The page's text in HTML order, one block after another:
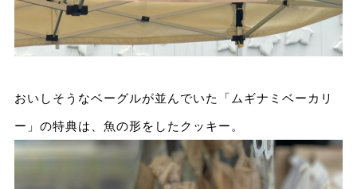
おいしそうなベーグルが並んでいた「ムギナミベーカリ
ー」の特典は、魚の形をしたクッキー。